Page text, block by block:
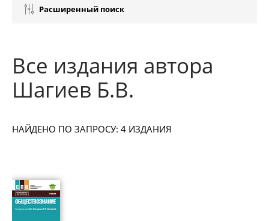
Расширенный поиск
Все издания автора
Шагиев Б.В.
НАЙДЕНО ПО ЗАПРОСУ: 4 ИЗДАНИЯ